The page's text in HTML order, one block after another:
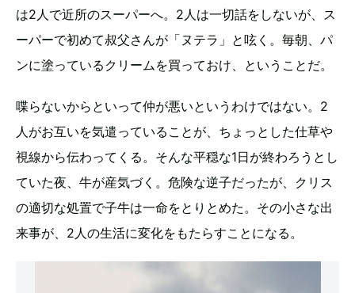
は2人で近所のスーパーへ。2人は一切話をしないが、ス
ーパーで初めて叔父さんが「ヌテラ」と呟く。毎朝、パ
ンに塗っているクリームを買っておけ、ということだ。
喋らないからといって仲が悪いというわけではない。2
人がお互いを気遣っていることが、ちょっとした仕草や
視線から伝わってくる。そんな平穏な1日が終わろうとし
ていた夜、牛が産気づく。危険な逆子だったが、クリス
の適切な処置で子牛は一命をとりとめた。その小さな出
来事が、2人の生活に変化をもたらすことになる。